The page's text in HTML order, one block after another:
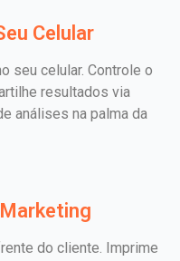
Celular
seu celular. Controle o
resultados via
análises na palma da
do cliente. Imprime